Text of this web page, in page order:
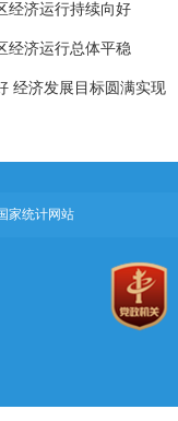
经济运行持续向好
经济运行总体平稳
经济发展目标圆满实现
家统计网站